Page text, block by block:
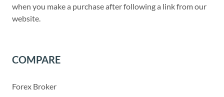
when you make a purchase after following a link from our
website.
COMPARE
Forex Broker